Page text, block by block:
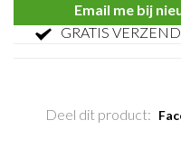
Email me bij
GRATIS
Deel dit product: